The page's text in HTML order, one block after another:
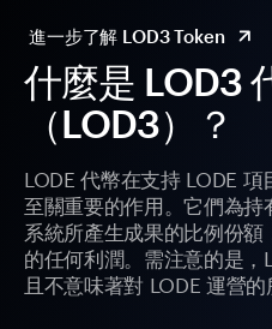
什麼是 LOD3
（LOD3）？
LODE 代幣在支持 LODE
至關重要的作用。它們為
系統所產生成果的比例份
的任何利潤。需注意的是，
且不意味著對 LODE 運營的
進一步了解 LOD3 Token